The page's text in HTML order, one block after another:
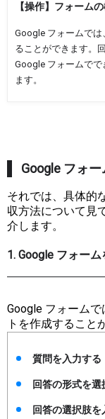
【操作】フォーム
Google フォームで
ることができます。
Google フォームで
ます。
Google フォ
それでは、具体的
収方法について見
介します。
1. Google フォー
Google フォーム
トを作成すること
質問を入力する
回答の形式を選
回答の選択肢を